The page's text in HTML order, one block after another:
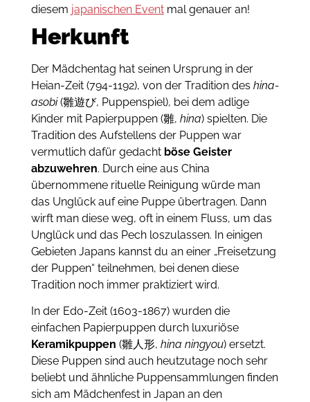
diesem japanischen Eventmal genauer an!
Herkunft
Der Mädchentag hat seinen Ursprung in der
Heian-Zeit (794-1192), von der Tradition des hina-
asobi(雛遊び, Puppenspiel), bei dem adlige
Kinder mit Papierpuppen (雛, hina) spielten. Die
Tradition des Aufstellens der Puppen war
vermutlich dafür gedacht böse Geister
abzuwehren. Durch eine aus China
übernommene rituelle Reinigung würde man
das Unglück auf eine Puppe übertragen. Dann
wirft man diese weg, oft in einem Fluss, um das
Unglück und das Pech loszulassen. In einigen
Gebieten Japans kannst du an einer „Freisetzung
der Puppen“ teilnehmen, bei denen diese
Tradition noch immer praktiziert wird.
In der Edo-Zeit (1603-1867) wurden die
einfachen Papierpuppen durch luxuriöse
Keramikpuppen (雛人形, hina ningyou) ersetzt.
Diese Puppen sind auch heutzutage noch sehr
beliebt und ähnliche Puppensammlungen finden
sich am Mädchenfest in Japan an den